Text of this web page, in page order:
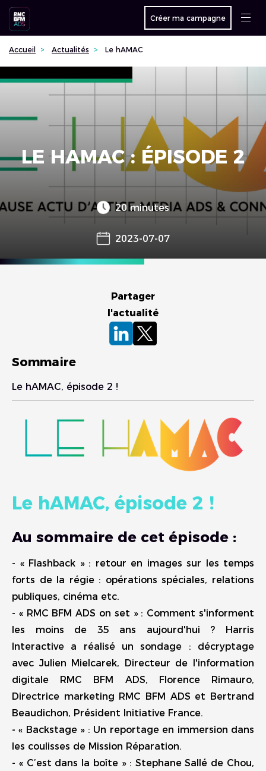
Créer ma campagne
Accueil Actualités Le hAMAC
LE HAMAC : ÉPISODE 2
20 minutes
2023-07-07
Sommaire
Le hAMAC, épisode 2 !
Partager
l'actualité
Le hAMAC, épisode 2 !
Au sommaire de cet épisode :
- « Flashback » : retour en images sur les temps
forts de la régie : opérations spéciales, relations
publiques, cinéma etc.
- « RMC BFM ADS on set » : Comment s'informent
les moins de 35 ans aujourd'hui ? Harris
Interactive a réalisé un sondage : décryptage
avec Julien Mielcarek, Directeur de l'information
digitale RMC BFM ADS, Florence Rimauro,
Directrice marketing RMC BFM ADS et Bertrand
Beaudichon, Président Initiative France.
- « Backstage » : Un reportage en immersion dans
les coulisses de Mission Réparation.
- « C’est dans la boîte » : Stephane Sallé de Chou,